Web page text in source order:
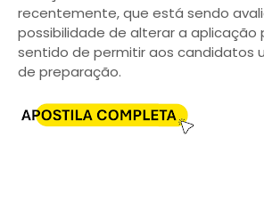
recentemente, que está sendo
possibilidade de alterar a aplicação
sentido de permitir aos candidatos
de preparação.